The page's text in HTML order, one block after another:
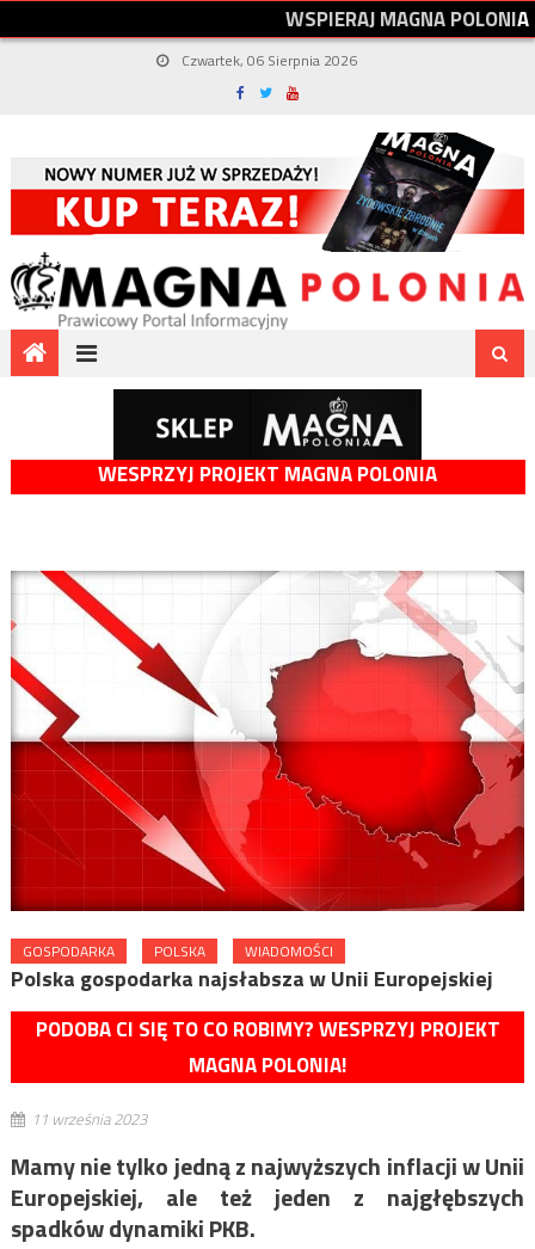
WSPIERAJMAGNAPOLONIA
Czwartek, 06 Sierpnia 2026
WESPRZYJ PROJEKT MAGNA POLONIA
GOSPODARKA POLSKA WIADOMOŚCI
Polska gospodarka najsłabsza w Unii Europejskiej
PODOBA CI SIĘ TO CO ROBIMY? WESPRZYJ PROJEKT
MAGNA POLONIA!
11 września 2023
Mamy nie tylko jedną z najwyższych inflacji w Unii
Europejskiej, ale też jeden z najgłębszych
spadków dynamiki PKB.